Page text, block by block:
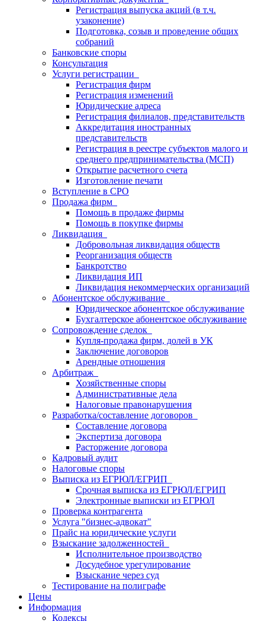
Регистрация выпуска акций (в т.ч.
узаконение)
Подготовка, созыв и проведение общих
собраний
Банковские споры
Консультация
Услуги регистрации
Регистрация фирм
Регистрация изменений
Юридические адреса
Регистрация филиалов, представительств
Аккредитация иностранных
представительств
Регистрация в реестре субъектов малого и
среднего предпринимательства (МСП)
Открытие расчетного счета
Изготовление печати
Вступление в СРО
Продажа фирм
Помощь в продаже фирмы
Помощь в покупке фирмы
Ликвидация
Добровольная ликвидация обществ
Реорганизация обществ
Банкротство
Ликвидация ИП
Ликвидация некоммерческих организаций
Абонентское обслуживание
Юридическое абонентское обслуживание
Бухгалтерское абонентское обслуживание
Сопровождение сделок
Купля-продажа фирм, долей в УК
Заключение договоров
Арендные отношения
Арбитраж
Хозяйственные споры
Административные дела
Налоговые правонарушения
Разработка/составление договоров
Составление договора
Экспертиза договора
Расторжение договора
Кадровый аудит
Налоговые споры
Выписка из ЕГРЮЛ/ЕГРИП
Срочная выписка из ЕГРЮЛ/ЕГРИП
Электронные выписки из ЕГРЮЛ
Проверка контрагента
Услуга "бизнес-адвокат"
Прайс на юридические услуги
Взыскание задолженностей
Исполнительное производство
Досудебное урегулирование
Взыскание через суд
Тестирование на полиграфе
Цены
Информация
Кодексы